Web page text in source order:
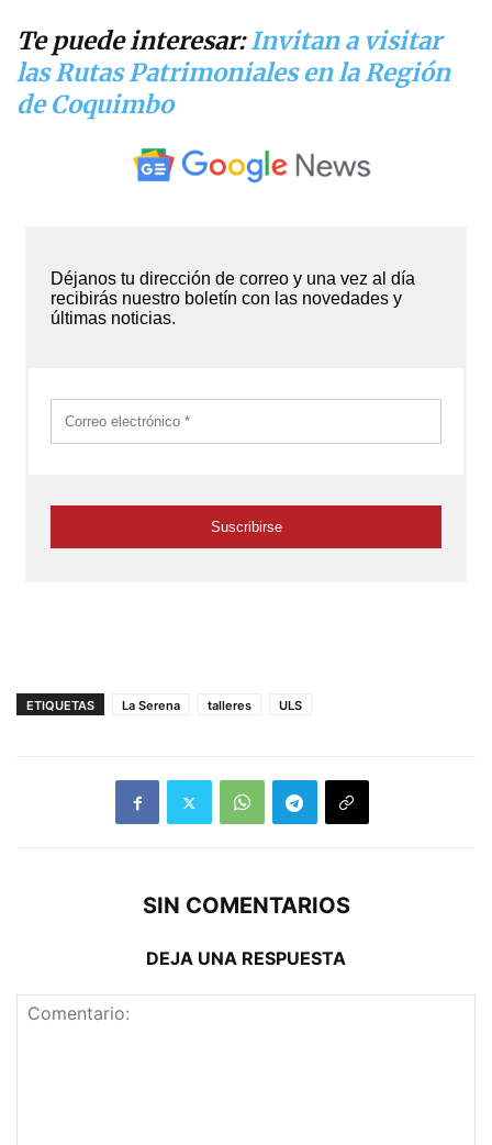
Te puede interesar:Invitan a visitar
las Rutas Patrimoniales en la Región
de Coquimbo
ETIQUETAS La Serena talleres ULS
SIN COMENTARIOS
DEJA UNA RESPUESTA